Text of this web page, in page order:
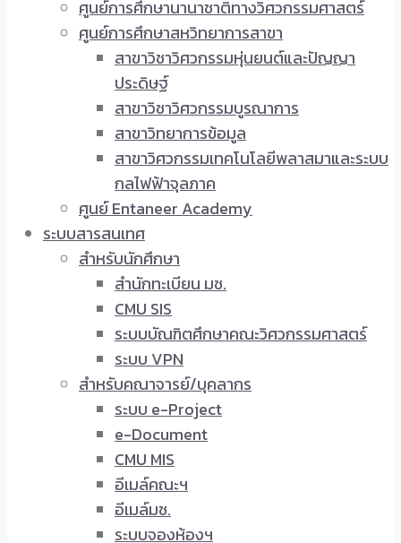
ศูนย์การศึกษานานาชาติทางวิศวกรรมศาสตร์
ศูนย์การศึกษาสหวิทยาการสาขา
สาขาวิชาวิศวกรรมหุ่นยนต์และปัญญา
ประดิษฐ์
สาขาวิชาวิศวกรรมบูรณาการ
สาขาวิทยาการข้อมูล
สาขาวิศวกรรมเทคโนโลยีพลาสมาและระบบ
กลไฟฟ้าจุลภาค
ศูนย์ Entaneer Academy
ระบบสารสนเทศ
สำหรับนักศึกษา
สำนักทะเบียน มช.
CMU SIS
ระบบบัณฑิตศึกษาคณะวิศวกรรมศาสตร์
ระบบ VPN
สำหรับคณาจารย์/บุคลากร
ระบบ e-Project
e-Document
CMU MIS
อีเมล์คณะฯ
อีเมล์มช.
ระบบจองห้องฯ